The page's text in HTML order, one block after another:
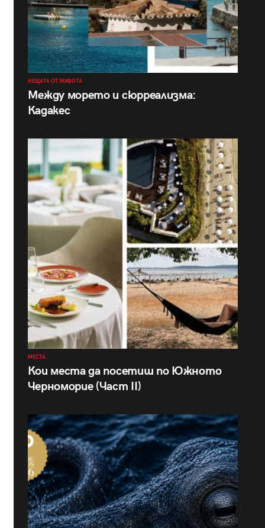
НЕЩАТА ОТ ЖИВОТА
Между морето и сюрреализма:
Кадакес
МЕСТА
Кои места да посетиш по Южното
Черноморие (Част II)